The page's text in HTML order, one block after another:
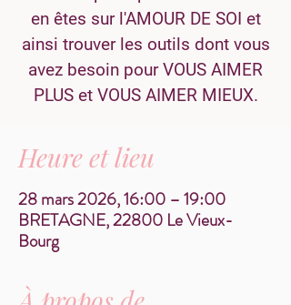
en êtes sur l'AMOUR DE SOI et
ainsi trouver les outils dont vous
avez besoin pour VOUS AIMER
PLUS et VOUS AIMER MIEUX.
Heure et lieu
28 mars 2026, 16:00 – 19:00
BRETAGNE, 22800 Le Vieux-
Bourg